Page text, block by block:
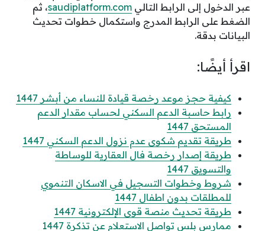
عبر الدخول إلى الرابط التالي saudiplatform.com، ثم
الضغط على الرابط المدرج واستكمال خطوات تحديث
البيانات بدقة.
اقرأ أيضًا:
كيفية حجز موعد رخصة قيادة للنساء من أبشر 1447
رابط حاسبة الدعم السكني لحساب مقدار الدعم
المستحق 1447
طريقة تقديم شكوى عدم نزول الدعم السكني 1447
طريقة إصدار رخصة فال العقارية للوساطة
والتسويق 1447
شروط وخطوات التسجيل في الاسكان التنموي
للمطلقات بدون اطفال 1447
طريقة تحديث منصة قوى الإلكترونية 1447
ممارس بلس تواصل الاستعلام عن تذكرة 1447